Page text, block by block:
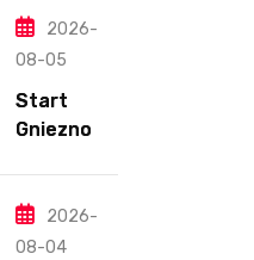
zwycięski
y
Henriksso
mecz
Blödorna
2026-
08-05
Start
Gniezno –
2.08.2026
-2
2026-
08-04